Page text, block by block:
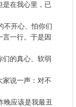
是在我心里，已
不开心、怕你们
一行。于是因
们的真心、软弱
家说一声：对不
晚应该是我最丑